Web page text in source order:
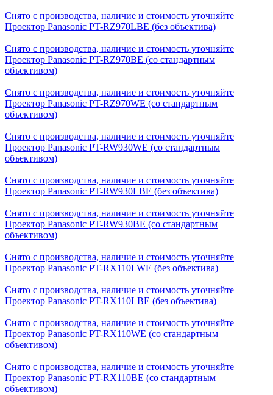
Снято с производства, наличие и стоимость уточняйте
Проектор Panasonic PT-RZ970LBE (без объектива)
Снято с производства, наличие и стоимость уточняйте
Проектор Panasonic PT-RZ970BE (со стандартным
объективом)
Снято с производства, наличие и стоимость уточняйте
Проектор Panasonic PT-RZ970WE (со стандартным
объективом)
Снято с производства, наличие и стоимость уточняйте
Проектор Panasonic PT-RW930WE (со стандартным
объективом)
Снято с производства, наличие и стоимость уточняйте
Проектор Panasonic PT-RW930LBE (без объектива)
Снято с производства, наличие и стоимость уточняйте
Проектор Panasonic PT-RW930BE (со стандартным
объективом)
Снято с производства, наличие и стоимость уточняйте
Проектор Panasonic PT-RX110LWE (без объектива)
Снято с производства, наличие и стоимость уточняйте
Проектор Panasonic PT-RX110LBE (без объектива)
Снято с производства, наличие и стоимость уточняйте
Проектор Panasonic PT-RX110WE (со стандартным
объективом)
Снято с производства, наличие и стоимость уточняйте
Проектор Panasonic PT-RX110BE (со стандартным
объективом)